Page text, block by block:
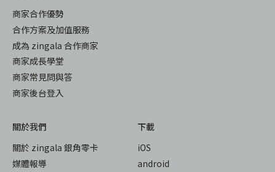
商家合作優勢
合作方案及加值服務
成為 zingala 合作商家
商家成長學堂
商家常見問與答
商家後台登入
關於我們
關於 zingala 銀角零卡
媒體報導
下載
iOS
android